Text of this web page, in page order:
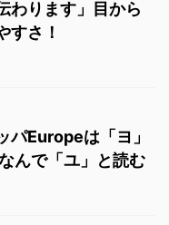
わります」目から
すさ！
パEuropeは「ヨ」
んで「ユ」と読む